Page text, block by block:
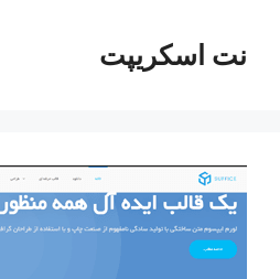
محتوانت اسکریپت